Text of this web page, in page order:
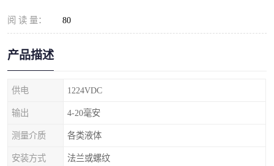
阅 读 量： 80
产品描述
供电 1224VDC
输出 4-20毫安
测量介质 各类液体
安装方式 法兰或螺纹